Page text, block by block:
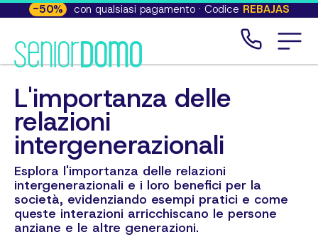
-50% con qualsiasi pagamento · Codice REBAJAS
L'importanza delle
relazioni
intergenerazionali
Esplora l'importanza delle relazioni
intergenerazionali e i loro benefici per la
società, evidenziando esempi pratici e come
queste interazioni arricchiscano le persone
anziane e le altre generazioni.